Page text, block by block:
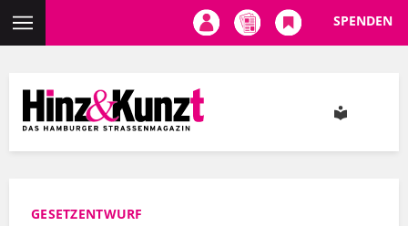
Inhalt
SPENDEN
GESETZENTWURF